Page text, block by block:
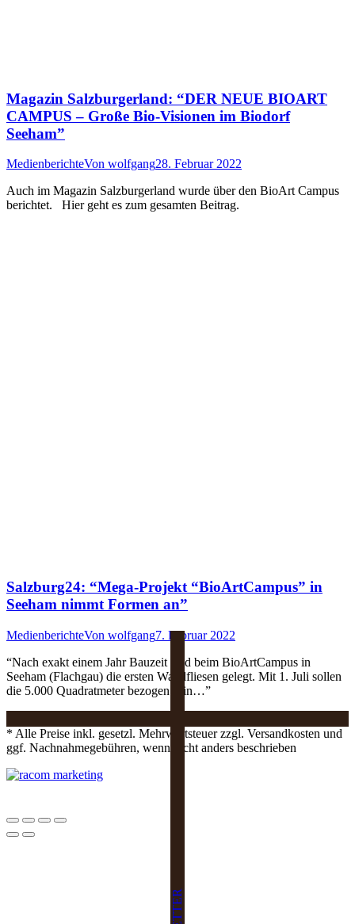
Magazin Salzburgerland: “DER NEUE BIOART
CAMPUS – Große Bio-Visionen im Biodorf
Seeham”
MedienberichteVon wolfgang28. Februar 2022
Auch im Magazin Salzburgerland wurde über den BioArt Campus
berichtet. Hier geht es zum gesamten Beitrag.
Salzburg24: “Mega-Projekt “BioArtCampus” in
Seeham nimmt Formen an”
MedienberichteVon wolfgang7. Februar 2022
“Nach exakt einem Jahr Bauzeit sind beim BioArtCampus in
Seeham (Flachgau) die ersten Wandfliesen gelegt. Mit 1. Juli sollen
die 5.000 Quadratmeter bezogen sein…”
* Alle Preise inkl. gesetzl. Mehrwertsteuer zzgl. Versandkosten und
ggf. Nachnahmegebühren, wenn nicht anders beschrieben